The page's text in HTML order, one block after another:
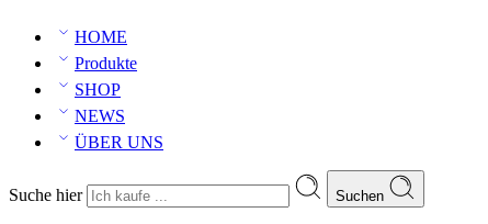
HOME
Produkte
SHOP
NEWS
ÜBER UNS
Suche hier Suchen